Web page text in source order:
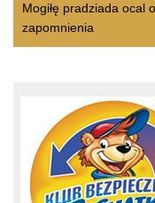
Mogiłę pradziada ocal
zapomnienia